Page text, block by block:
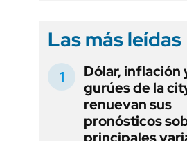
Las más leídas
Dólar, inflación
gurúes de la
renuevan sus
pronósticos